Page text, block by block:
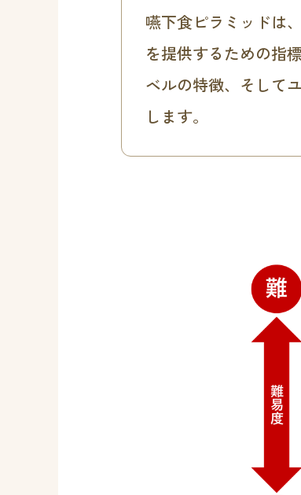
嚥下食ピラミッドは
を提供するための指
ベルの特徴、そして
します。